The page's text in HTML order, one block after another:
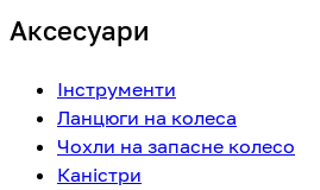
Аксесуари
Інструменти
Ланцюги на колеса
Чохли на запасне колесо
Каністри